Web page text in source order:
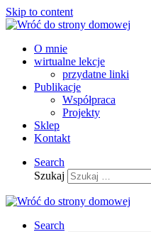
Skip to content
O mnie
wirtualne lekcje
przydatne linki
Publikacje
Współpraca
Projekty
Sklep
Kontakt
Search
Szukaj
Search